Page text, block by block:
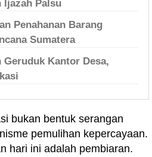
Ijazah Palsu
Penahanan Barang
Sumatera
Geruduk Kantor Desa,
bukan bentuk serangan
pemulihan kepercayaan.
hari ini adalah pembiaran.